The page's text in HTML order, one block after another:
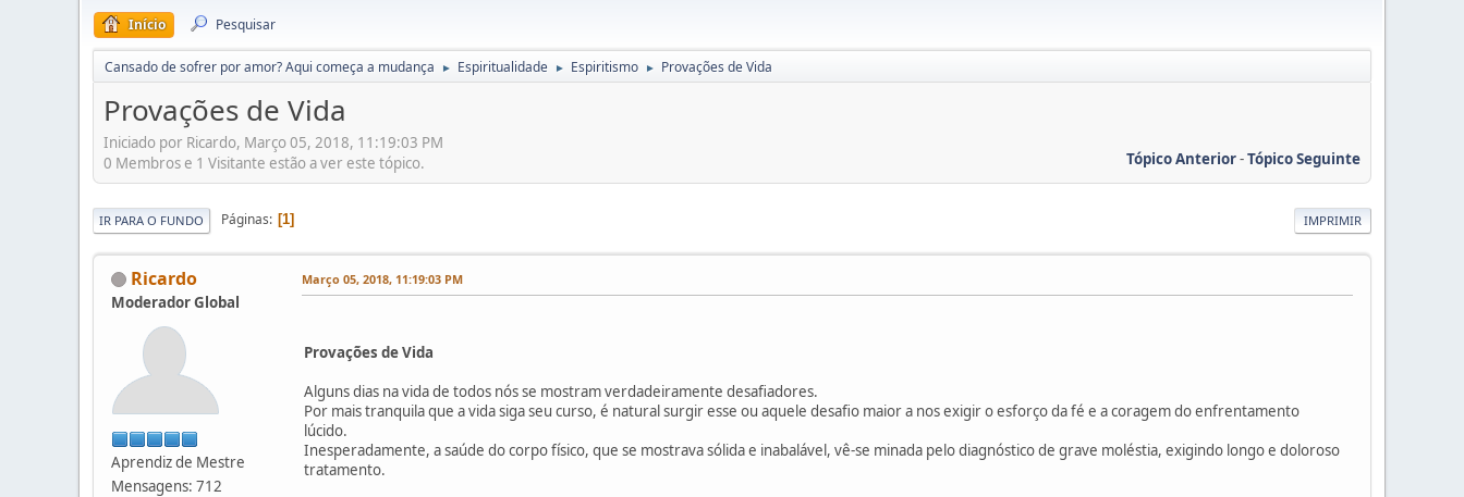
Início Pesquisar
Cansado de sofrer por amor? Aqui começa a mudança ► Espiritualidade ► Espiritismo ► Provações de Vida
Provações de Vida
Iniciado por Ricardo, Março 05, 2018, 11:19:03 PM
Tópico Anterior-Tópico Seguinte
0 Membros e 1 Visitante estão a ver este tópico.
IMPRIMIR
IR PARA O FUNDO Páginas 1
Ricardo
Moderador Global
Aprendiz de Mestre
Mensagens: 712
Março 05, 2018, 11:19:03 PM
Provações de Vida
Alguns dias na vida de todos nós se mostram verdadeiramente desafiadores.
Por mais tranquila que a vida siga seu curso, é natural surgir esse ou aquele desafio maior a nos exigir o esforço da fé e a coragem do enfrentamento
lúcido.
Inesperadamente, a saúde do corpo físico, que se mostrava sólida e inabalável, vê-se minada pelo diagnóstico de grave moléstia, exigindo longo e doloroso
tratamento.